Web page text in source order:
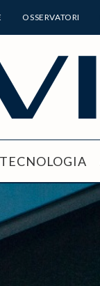
OSSERVATORI
TECNOLOGIA